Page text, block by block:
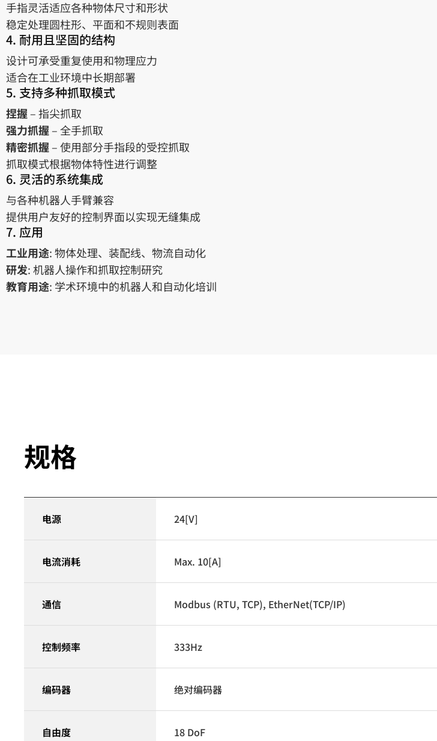
手指灵活适应各种物体尺寸和形状
稳定处理圆柱形、平面和不规则表面
4. 耐用且坚固的结构
设计可承受重复使用和物理应力
适合在工业环境中长期部署
5. 支持多种抓取模式
捏握 – 指尖抓取
强力抓握 – 全手抓取
精密抓握 – 使用部分手指段的受控抓取
抓取模式根据物体特性进行调整
6. 灵活的系统集成
与各种机器人手臂兼容
提供用户友好的控制界面以实现无缝集成
7. 应用
工业用途: 物体处理、装配线、物流自动化
研发: 机器人操作和抓取控制研究
教育用途: 学术环境中的机器人和自动化培训
规格
电源 24[V]
电流消耗 Max. 10[A]
通信 Modbus (RTU, TCP), EtherNet(TCP/IP)
控制频率 333Hz
编码器 绝对编码器
自由度 18 DoF